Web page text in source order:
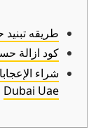
طريقه
كود ازالة
Dubai Uae